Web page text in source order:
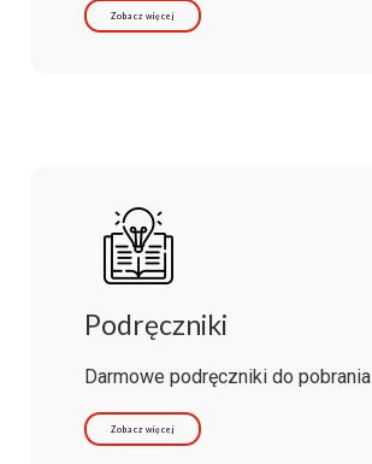
Zobacz więcej
Podręczniki
Darmowe podręczniki do pobrania
Zobacz więcej